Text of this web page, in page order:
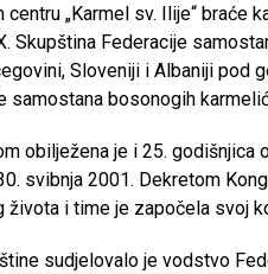
centru „Karmel sv. Ilije“ braće
Skupština Federacije
Sloveniji i Albaniji pod
samostana bosonogih
obilježena je i 25. godišnjica
svibnja 2001. Dekretom
i time je započela svoj
sudjelovalo je vodstvo